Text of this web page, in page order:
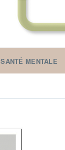
SANTÉ MENTALE